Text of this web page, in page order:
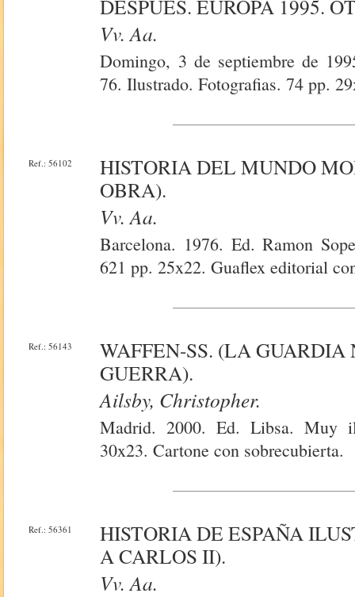
DESPUES. EUROPA 1995.
Vv. Aa.
Domingo, 3 de septiembre de
76. Ilustrado. Fotografias. 74 pp.
Ref.: 56102
HISTORIA DEL MUNDO
OBRA).
Vv. Aa.
Barcelona. 1976. Ed. Ramon
621 pp. 25x22. Guaflex editorial
Ref.: 56143
WAFFEN-SS. (LA
GUERRA).
Ailsby, Christopher.
Madrid. 2000. Ed. Libsa. Muy
30x23. Cartone con sobrecubierta.
Ref.: 56361
HISTORIA DE ESPAÑA
A CARLOS II).
Vv. Aa.